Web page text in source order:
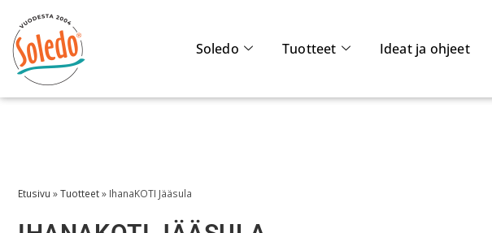
Soledo Tuotteet Ideat ja ohjeet
Etusivu »Tuotteet» IhanaKOTI Jääsula